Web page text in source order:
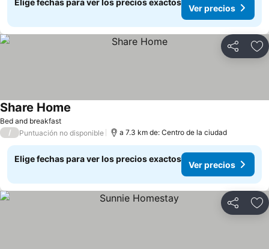
Elige fechas para ver los precios exactos
Ver precios
Compartir
Bed and breakfast
Share Home
/ Puntuación no disponible a 7.3 km de: Centro de la ciudad
Elige fechas para ver los precios exactos
Ver precios
Compartir